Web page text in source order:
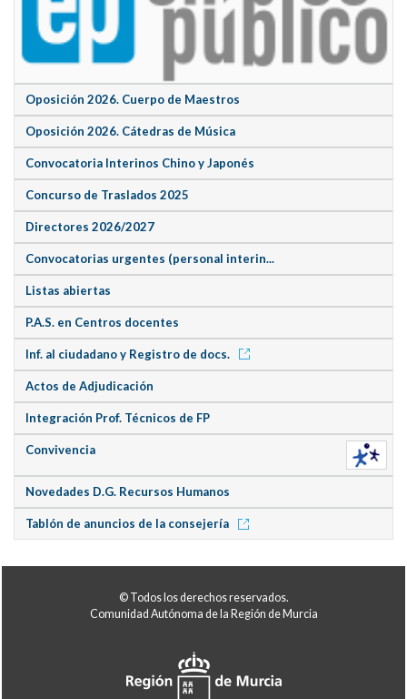
Oposición 2026. Cuerpo de Maestros
Oposición 2026. Cátedras de Música
Convocatoria Interinos Chino y Japonés
Concurso de Traslados 2025
Directores 2026/2027
Convocatorias urgentes (personal interin...
Listas abiertas
P.A.S. en Centros docentes
Inf. al ciudadano y Registro de docs.
Actos de Adjudicación
Integración Prof. Técnicos de FP
Convivencia
Novedades D.G. Recursos Humanos
Tablón de anuncios de la consejería
© Todos los derechos reservados.
Comunidad Autónoma de la Región de Murcia